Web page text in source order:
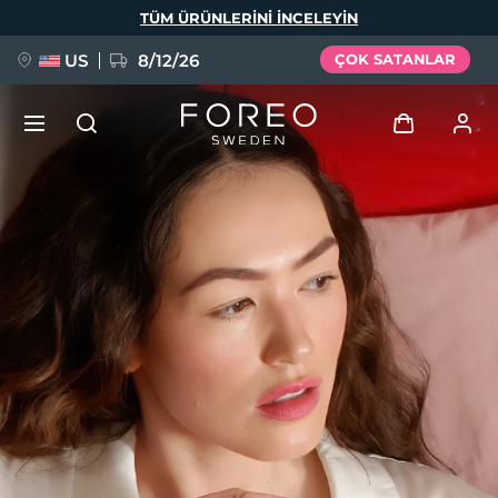
TÜM ÜRÜNLERINI INCELEYIN
US 8/12/26 ÇOK SATANLAR
Giriş
Kullanici profi̇li̇
Cihazlarım
Siparişlerim
Adresim
Aboneliklerim
FAQ™ Pure Beauty-Tech Elixir
BREAKING NEWS
issa™ Teeth Whitening Set
Dil Seçimi
English Deutsch
Español
Français
Português
Polski
Svenska
Русский
Türkçe
简体中文 繁體中文